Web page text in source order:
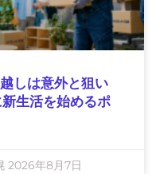
しは意外と狙い
生活を始めるポ
2026年8月7日